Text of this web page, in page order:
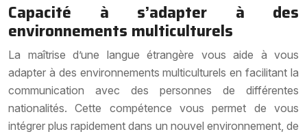
Capacité à s’adapter à des
environnements multiculturels
La maîtrise d’une langue étrangère vous aide à vous
adapter à des environnements multiculturels en facilitant la
communication avec des personnes de différentes
nationalités. Cette compétence vous permet de vous
intégrer plus rapidement dans un nouvel environnement, de